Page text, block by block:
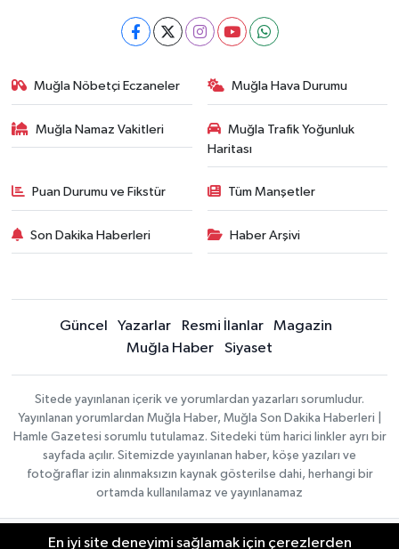
Muğla Nöbetçi Eczaneler Muğla Hava Durumu
Muğla Namaz Vakitleri
Muğla Trafik Yoğunluk
Haritası
Puan Durumu ve Fikstür Tüm Manşetler
Son Dakika Haberleri Haber Arşivi
Güncel Yazarlar Resmi İlanlar
Magazin
Muğla Haber
Siyaset
Sitede yayınlanan içerik ve yorumlardan yazarları sorumludur.
Yayınlanan yorumlardan Muğla Haber, Muğla Son Dakika Haberleri |
Hamle Gazetesi sorumlu tutulamaz. Sitedeki tüm harici linkler ayrı bir
sayfada açılır. Sitemizde yayınlanan haber, köşe yazıları ve
fotoğraflar izin alınmaksızın kaynak gösterilse dahi, herhangi bir
ortamda kullanılamaz ve yayınlanamaz
Gizlilik Sözleşmesi
En iyi site deneyimi sağlamak için çerezlerden